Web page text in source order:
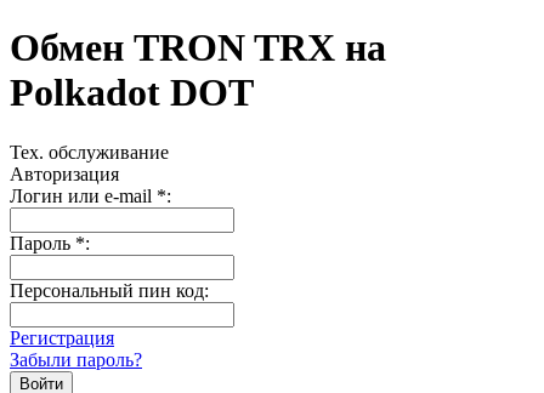
Обмен TRON TRX на
Polkadot DOT
Тех. обслуживание
Авторизация
Логин или e-mail *:
Пароль *:
Персональный пин код:
Регистрация
Забыли пароль?